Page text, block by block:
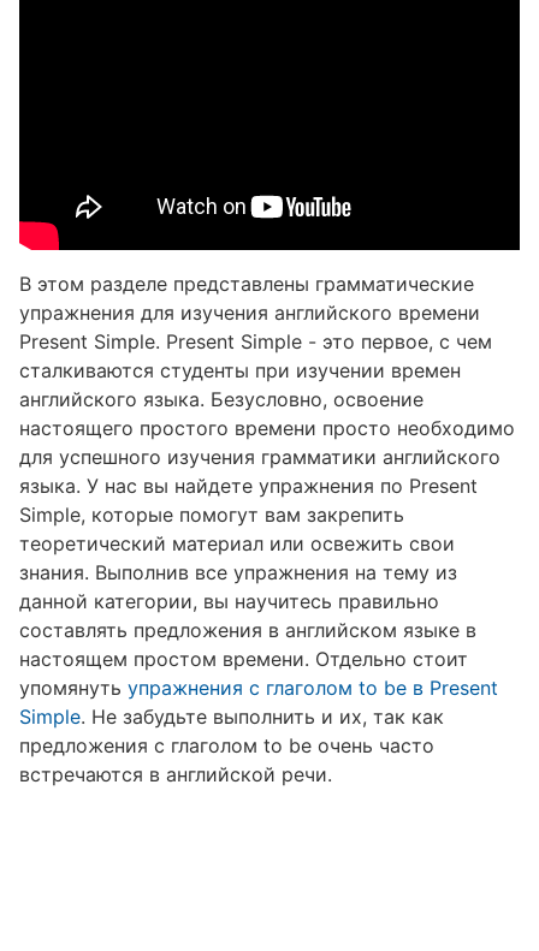
В этом разделе представлены грамматические
упражнения для изучения английского времени
Present Simple. Present Simple - это первое, с чем
сталкиваются студенты при изучении времен
английского языка. Безусловно, освоение
настоящего простого времени просто необходимо
для успешного изучения грамматики английского
языка. У нас вы найдете упражнения по Present
Simple, которые помогут вам закрепить
теоретический материал или освежить свои
знания. Выполнив все упражнения на тему из
данной категории, вы научитесь правильно
составлять предложения в английском языке в
настоящем простом времени. Отдельно стоит
упомянуть упражнения с глаголом to be в Present
Simple. Не забудьте выполнить и их, так как
предложения с глаголом to be очень часто
встречаются в английской речи.